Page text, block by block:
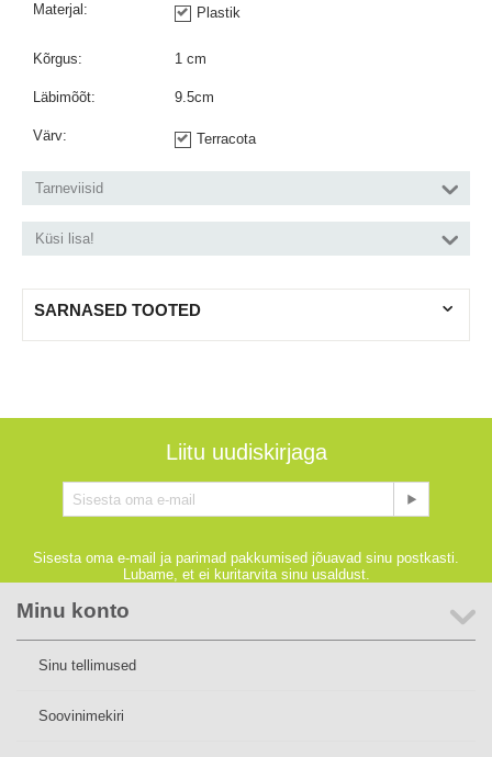
Materjal: Plastik
Kõrgus: 1 cm
Läbimõõt: 9.5cm
Värv: Terracota
Tarneviisid
Küsi lisa!
SARNASED TOOTED
Liitu uudiskirjaga
Sisesta oma e-mail ja parimad pakkumised jõuavad sinu postkasti.
Lubame, et ei kuritarvita sinu usaldust.
Minu konto
Sinu tellimused
Soovinimekiri